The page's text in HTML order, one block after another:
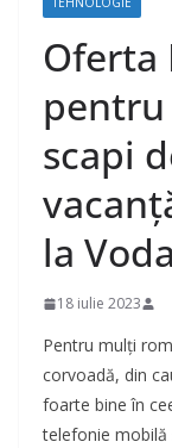
Oferta
scapi
la
18 iulie 2023
Pentru mulți
corvoadă, din
foarte bine în
telefonie mobilă